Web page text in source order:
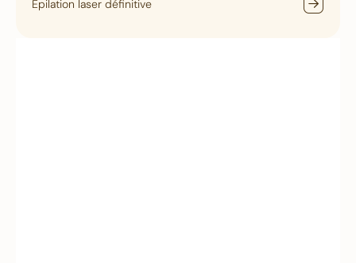
Epilation laser définitive